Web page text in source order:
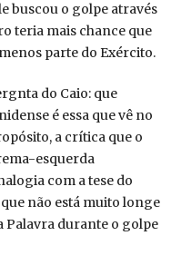
buscou o golpe através
teria mais chance que
parte do Exército.
do Caio: que
é essa que vê no
a crítica que o
esquerda
com a tese do
não está muito longe
Palavra durante o golpe